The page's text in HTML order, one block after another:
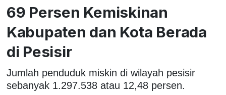
69 Persen Kemiskinan
Kabupaten dan Kota Berada
di Pesisir
Jumlah penduduk miskin di wilayah pesisir
sebanyak 1.297.538 atau 12,48 persen.